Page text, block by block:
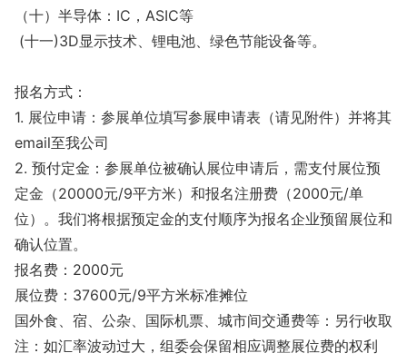
（十）半导体：IC，ASIC等
(十一)3D显示技术、锂电池、绿色节能设备等。
报名方式：
1. 展位申请：参展单位填写参展申请表（请见附件）并将其
email至我公司
2. 预付定金：参展单位被确认展位申请后，需支付展位预
定金（20000元/9平方米）和报名注册费（2000元/单
位）。我们将根据预定金的支付顺序为报名企业预留展位和
确认位置。
报名费：2000元
展位费：37600元/9平方米标准摊位
国外食、宿、公杂、国际机票、城市间交通费等：另行收取
注：如汇率波动过大，组委会保留相应调整展位费的权利